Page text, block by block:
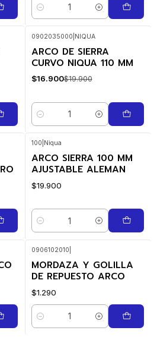
Cantidad
-15%
OFF
0902035000 NIQUA
ARCO DE SIERRA
CURVO NIQUA 110 MM
$16.900$19.900
Cantidad
100 Niqua
ARCO SIERRA 100 MM
AJUSTABLE ALEMAN
$19.900
Cantidad
0906102010
MORDAZA Y GOLILLA
DE REPUESTO ARCO
$1.290
Cantidad